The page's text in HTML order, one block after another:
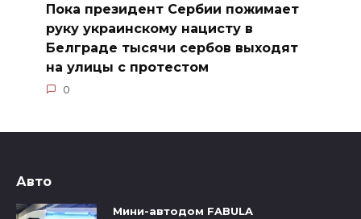
Пока президент Сербии пожимает
руку украинскому нацисту в
Белграде тысячи сербов выходят
на улицы с протестом
0
Авто
Мини-автодом FABULA